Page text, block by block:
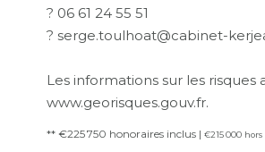
? 06 61 24 55 51
? serge.toulhoat@cabinet-
Les informations sur les
www.georisques.gouv.fr.
** €225 750 honoraires inclus | €215 000